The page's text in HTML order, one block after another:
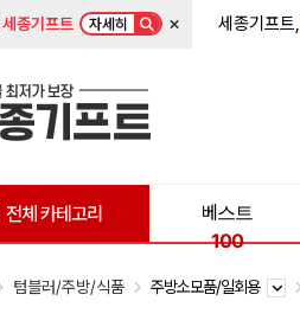
세종기프트 자세히 × 세종기프트,
전체 카테고리
베스트
100
텀블러/주방/식품 주방소모품/일회용